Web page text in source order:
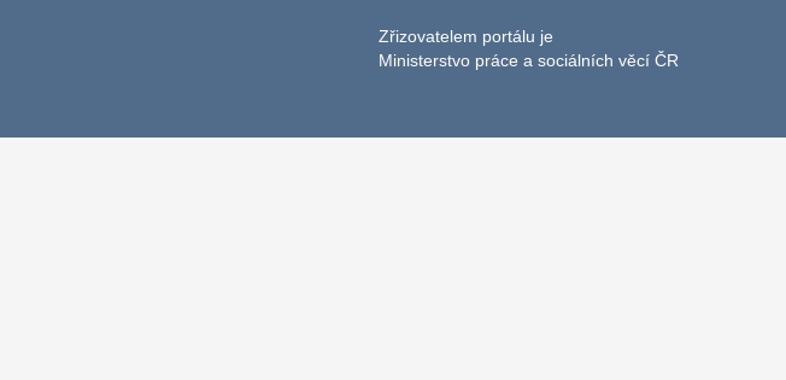
Zřizovatelem portálu je
Ministerstvo práce a sociálních věcí ČR